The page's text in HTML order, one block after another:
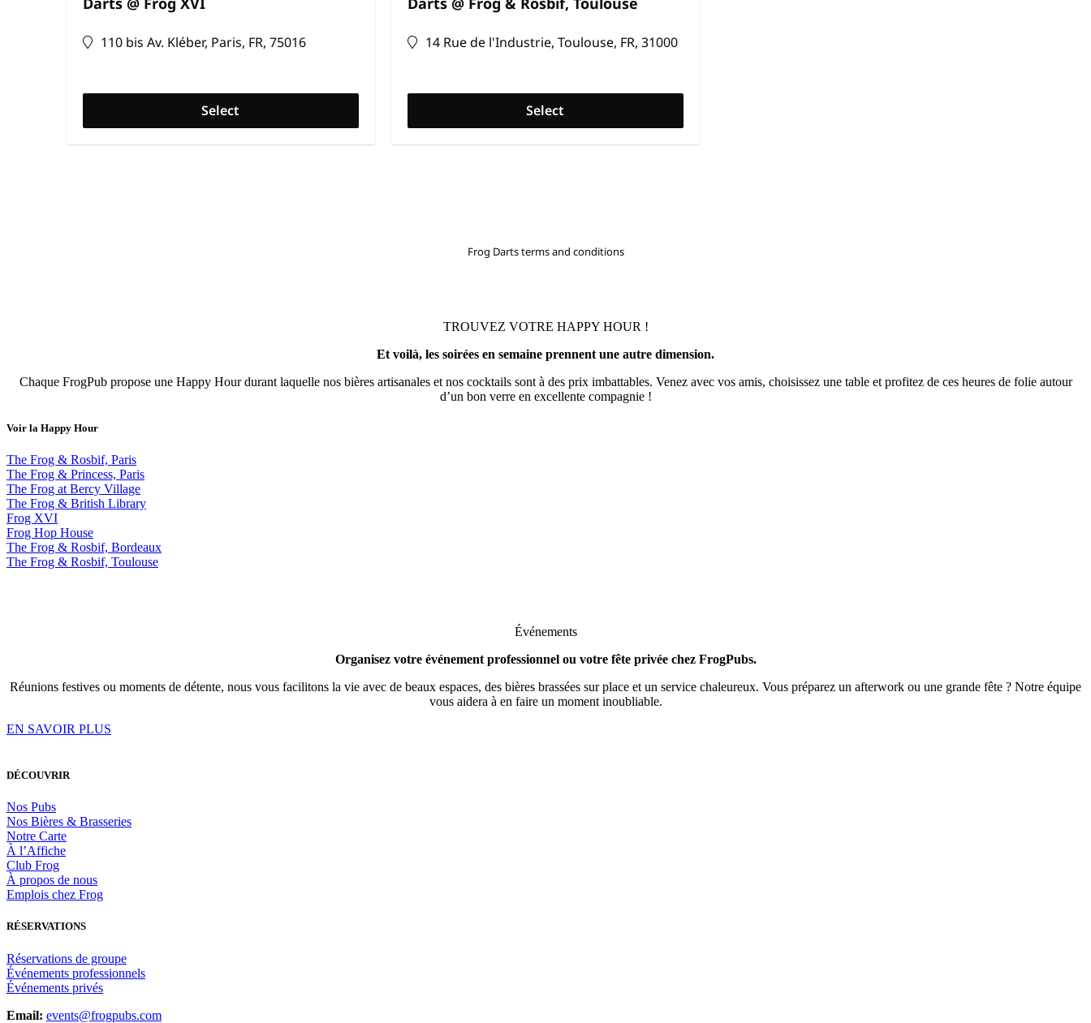
TROUVEZ VOTRE HAPPY HOUR !
Et voilà, les soirées en semaine prennent une autre dimension.
Chaque FrogPub propose une Happy Hour durant laquelle nos bières artisanales et nos cocktails sont à des prix imbattables. Venez avec vos amis, choisissez une table et profitez de ces heures de folie autour
d’un bon verre en excellente compagnie !
Voir la Happy Hour
The Frog & Rosbif, Paris
The Frog & Princess, Paris
The Frog at Bercy Village
The Frog & British Library
Frog XVI
Frog Hop House
The Frog & Rosbif, Bordeaux
The Frog & Rosbif, Toulouse
Événements
Organisez votre événement professionnel ou votre fête privée chez FrogPubs.
Réunions festives ou moments de détente, nous vous facilitons la vie avec de beaux espaces, des bières brassées sur place et un service chaleureux. Vous préparez un afterwork ou une grande fête ? Notre équipe
vous aidera à en faire un moment inoubliable.
EN SAVOIR PLUS
DÉCOUVRIR
Nos Pubs
Nos Bières & Brasseries
Notre Carte
À l’Affiche
Club Frog
À propos de nous
Emplois chez Frog
RÉSERVATIONS
Réservations de groupe
Événements professionnels
Événements privés
Email: events@frogpubs.com